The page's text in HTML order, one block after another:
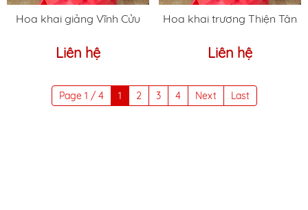
Hoa khai giảng Vĩnh Cửu
Liên hệ
Hoa khai trương Thiện Tân
Liên hệ
Page 1 / 4 1 2 3 4 Next Last